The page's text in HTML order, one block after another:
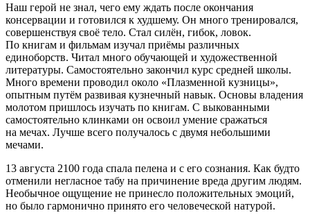
Наш герой не знал, чего ему ждать после окончания
консервации и готовился к худшему. Он много тренировался,
совершенствуя своё тело. Стал силён, гибок, ловок.
По книгам и фильмам изучал приёмы различных
единоборств. Читал много обучающей и художественной
литературы. Самостоятельно закончил курс средней школы.
Много времени проводил около «Плазменной кузницы»,
опытным путём развивая кузнечный навык. Основы владения
молотом пришлось изучать по книгам. С выкованными
самостоятельно клинками он освоил умение сражаться
на мечах. Лучше всего получалось с двумя небольшими
мечами.
13 августа 2100 года спала пелена и с его сознания. Как будто
отменили негласное табу на причинение вреда другим людям.
Необычное ощущение не принесло положительных эмоций,
но было гармонично принято его человеческой натурой.